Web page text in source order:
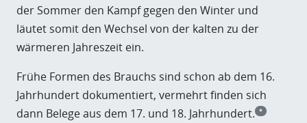
der Sommer den Kampf gegen den Winter und
läutet somit den Wechsel von der kalten zu der
wärmeren Jahreszeit ein.
Frühe Formen des Brauchs sind schon ab dem 16.
Jahrhundert dokumentiert, vermehrt finden sich
dann Belege aus dem 17. und 18. Jahrhundert. *